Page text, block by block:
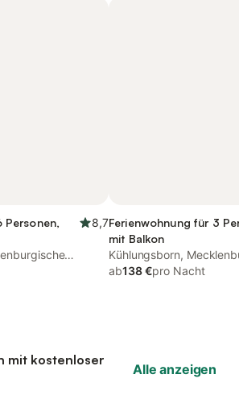
Personen,
8,7Ferienwohnung für 3
mit Balkon
Kühlungsborn,
Ostseeküste
ab138 €pro Nacht
mit kostenloser
Alle anzeigen